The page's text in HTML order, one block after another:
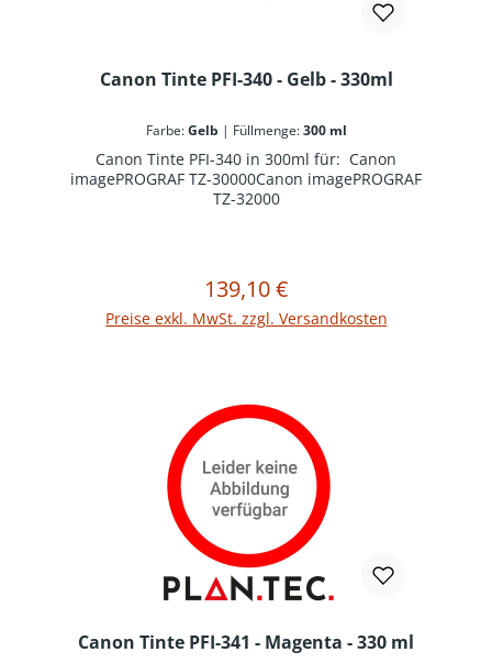
Canon Tinte PFI-340 - Gelb - 330ml
Farbe:Gelb | Füllmenge:300 ml
Canon Tinte PFI-340 in 300ml für: Canon
imagePROGRAF TZ-30000Canon imagePROGRAF
TZ-32000
Regulärer Preis:
139,10 €
Preise exkl. MwSt. zzgl. Versandkosten
In den Warenkorb
Canon Tinte PFI-341 - Magenta - 330 ml